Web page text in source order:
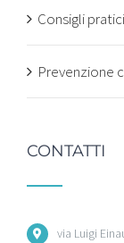
Consigli pratici
Prevenzione
CONTATTI
via Luigi